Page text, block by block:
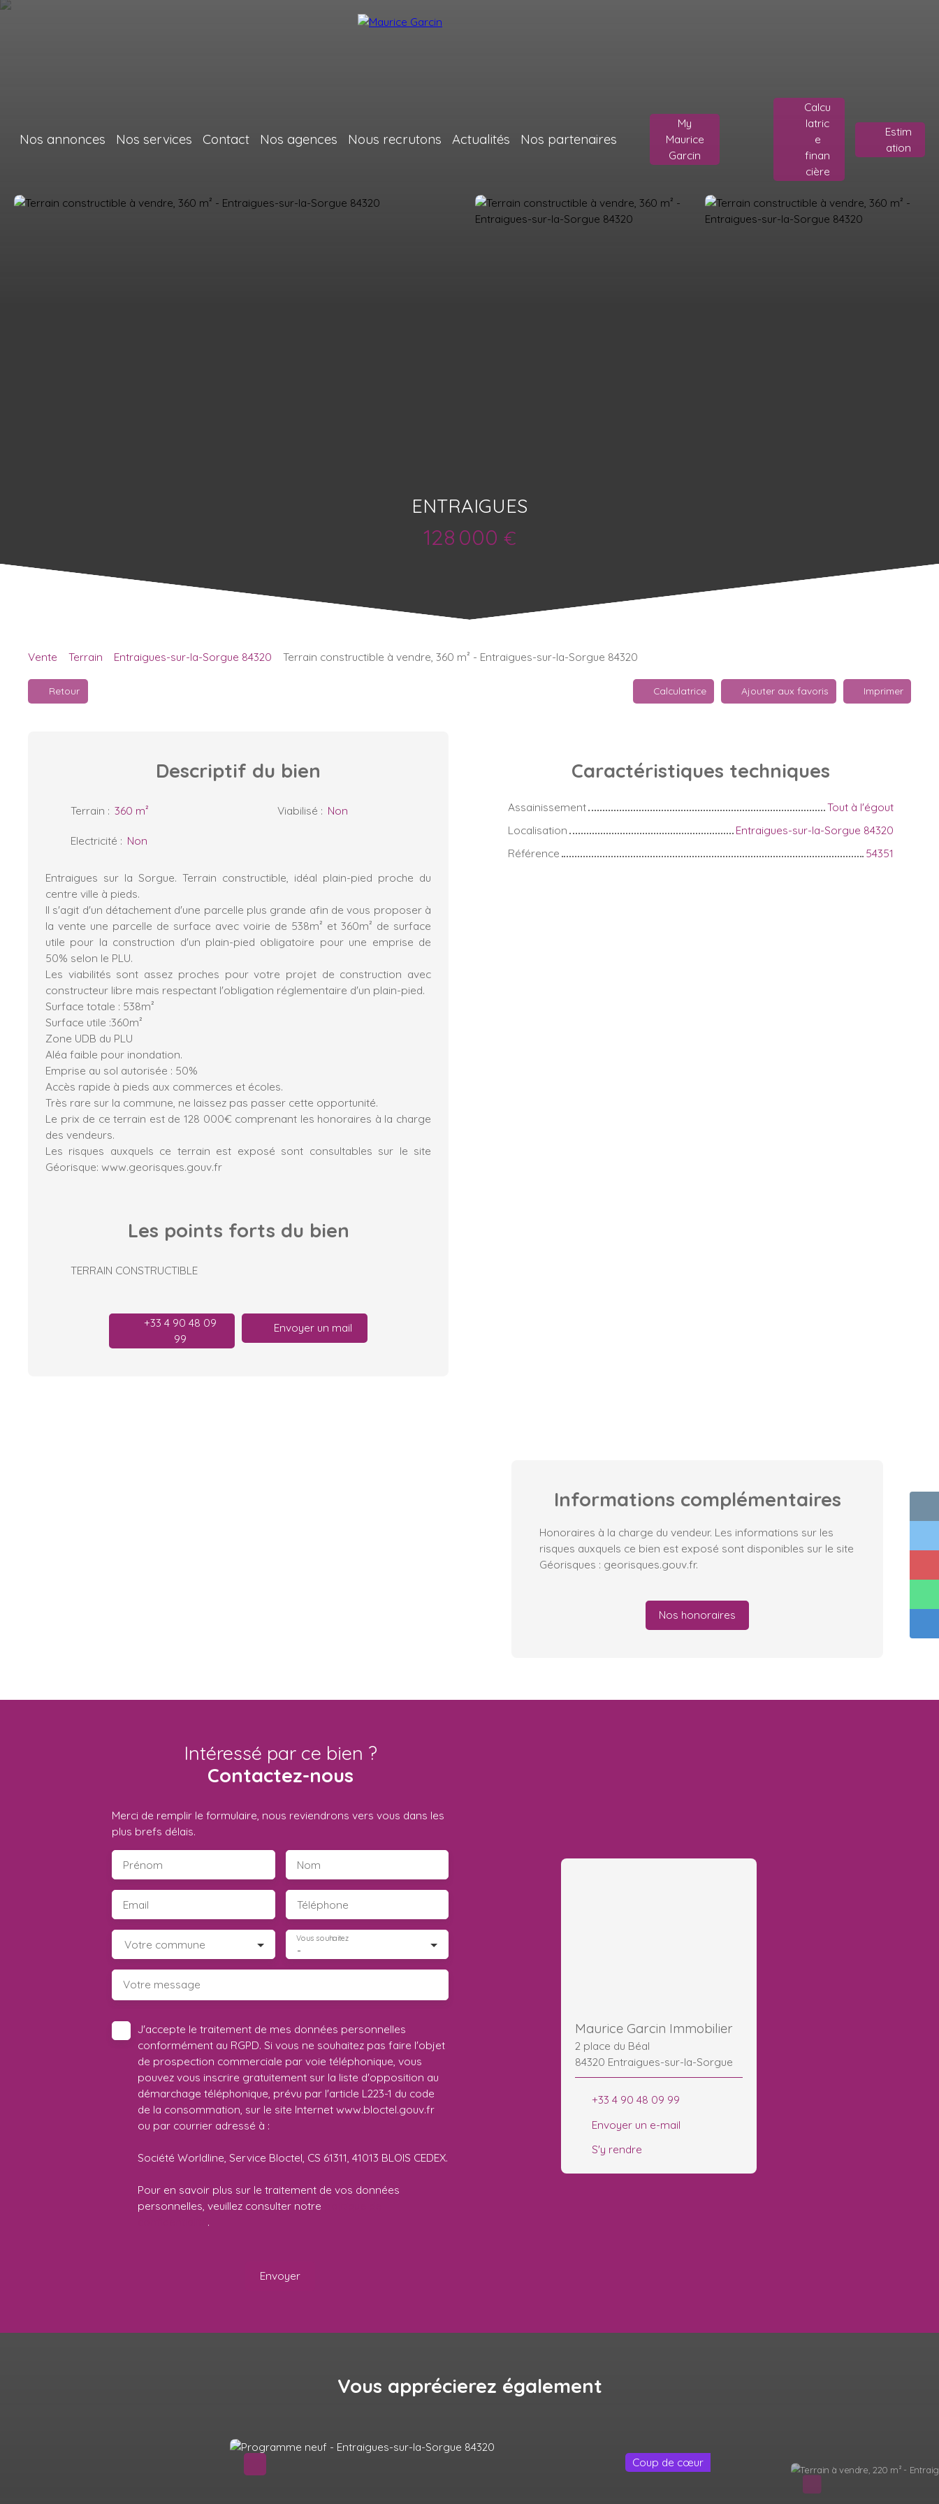
Nos annonces Nos services Contact Nos agences Nous recrutons Actualités Nos partenaires
My
Maurice
Garcin
Calcu
latric
e
finan
cière
Estim
ation
ENTRAIGUES
128 000 €
Vente Terrain Entraigues-sur-la-Sorgue 84320 Terrain constructible à vendre, 360 m² - Entraigues-sur-la-Sorgue 84320
Retour Calculatrice Ajouter aux favoris Imprimer
Descriptif du bien
Terrain : 360 m² Viabilisé : Non
Electricité : Non
Entraigues sur la Sorgue. Terrain constructible, idéal plain-pied proche du
centre ville à pieds.
Il s'agit d'un détachement d'une parcelle plus grande afin de vous proposer à
la vente une parcelle de surface avec voirie de 538m² et 360m² de surface
utile pour la construction d'un plain-pied obligatoire pour une emprise de
50% selon le PLU.
Les viabilités sont assez proches pour votre projet de construction avec
constructeur libre mais respectant l'obligation réglementaire d'un plain-pied.
Surface totale : 538m²
Surface utile :360m²
Zone UDB du PLU
Aléa faible pour inondation.
Emprise au sol autorisée : 50%
Accès rapide à pieds aux commerces et écoles.
Très rare sur la commune, ne laissez pas passer cette opportunité.
Le prix de ce terrain est de 128 000€ comprenant les honoraires à la charge
des vendeurs.
Les risques auxquels ce terrain est exposé sont consultables sur le site
Géorisque: www.georisques.gouv.fr
Les points forts du bien
TERRAIN CONSTRUCTIBLE
+33 4 90 48 09
99
Envoyer un mail
Caractéristiques techniques
Assainissement
Tout à l'égout
Localisation
Entraigues-sur-la-Sorgue 84320
Référence
54351
Informations complémentaires
Honoraires à la charge du vendeur. Les informations sur les
risques auxquels ce bien est exposé sont disponibles sur le site
Géorisques : georisques.gouv.fr.
Nos honoraires
Intéressé par ce bien ?
Contactez-nous
Merci de remplir le formulaire, nous reviendrons vers vous dans les
plus brefs délais.
Prénom Nom
Email Téléphone
Votre commune -
Vous souhaitez
Votre message
J'accepte le traitement de mes données personnelles
conformément au RGPD. Si vous ne souhaitez pas faire l'objet
de prospection commerciale par voie téléphonique, vous
pouvez vous inscrire gratuitement sur la liste d'opposition au
démarchage téléphonique, prévu par l'article L223-1 du code
de la consommation, sur le site Internet www.bloctel.gouv.fr
ou par courrier adressé à :
Société Worldline, Service Bloctel, CS 61311, 41013 BLOIS CEDEX.
Pour en savoir plus sur le traitement de vos données
personnelles, veuillez consulter notre
.
Envoyer
Maurice Garcin Immobilier
2 place du Béal
84320 Entraigues-sur-la-Sorgue
+33 4 90 48 09 99
Envoyer un e-mail
S'y rendre
Vous apprécierez également
Sous compromis